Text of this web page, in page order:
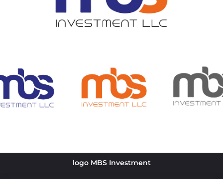
logo MBS Investment